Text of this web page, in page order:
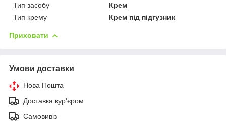
Тип засобу
Крем
Тип крему
Крем під підгузник
Приховати
Умови доставки
Нова Пошта
Доставка кур'єром
Самовивіз